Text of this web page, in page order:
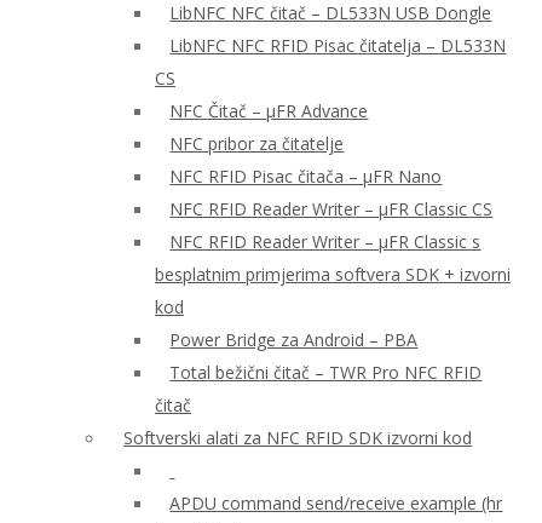
LibNFC NFC čitač – DL533N USB Dongle
LibNFC NFC RFID Pisac čitatelja – DL533N
CS
NFC Čitač – μFR Advance
NFC pribor za čitatelje
NFC RFID Pisac čitača – μFR Nano
NFC RFID Reader Writer – μFR Classic CS
NFC RFID Reader Writer – μFR Classic s
besplatnim primjerima softvera SDK + izvorni
kod
Power Bridge za Android – PBA
Total bežični čitač – TWR Pro NFC RFID
čitač
Softverski alati za NFC RFID SDK izvorni kod
APDU command send/receive example (hr